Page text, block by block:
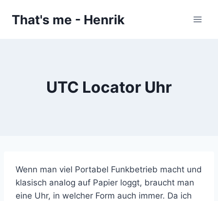
InhaltThat's me - Henrik
UTC Locator Uhr
Wenn man viel Portabel Funkbetrieb macht und
klasisch analog auf Papier loggt, braucht man
eine Uhr, in welcher Form auch immer. Da ich